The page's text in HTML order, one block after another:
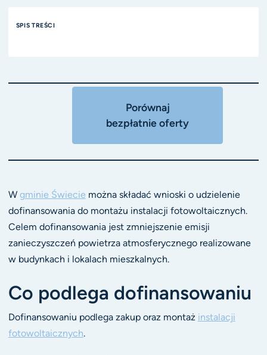
SPIS TREŚCI
Porównaj
bezpłatnie oferty
W gminie Świecie można składać wnioski o udzielenie
dofinansowania do montażu instalacji fotowoltaicznych.
Celem dofinansowania jest zmniejszenie emisji
zanieczyszczeń powietrza atmosferycznego realizowane
w budynkach i lokalach mieszkalnych.
Co podlega dofinansowaniu
Dofinansowaniu podlega zakup oraz montaż instalacji
fotowoltaicznych.